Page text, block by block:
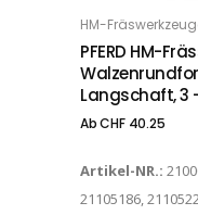
OPTIONS
HM-
PFERD HM-
Langschaft, 3
AbCHF40.25
Artikel-NR.:
21105186,